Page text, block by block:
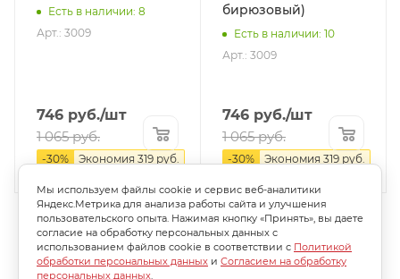
Есть в наличии: 8
Арт.: 3009
746 руб./шт
1 065руб.
-30% Экономия 319 руб.
бирюзовый)
Есть в наличии: 10
Арт.: 3009
746 руб./шт
1 065руб.
-30% Экономия 319 руб.
Мы используем файлы cookie и сервис веб-аналитики
Яндекс.Метрика для анализа работы сайта и улучшения
пользовательского опыта. Нажимая кнопку «Принять», вы даете
согласие на обработку персональных данных с
использованием файлов cookie в соответствии с Политикой
обработки персональных данных и Согласием на обработку
персональных данных.